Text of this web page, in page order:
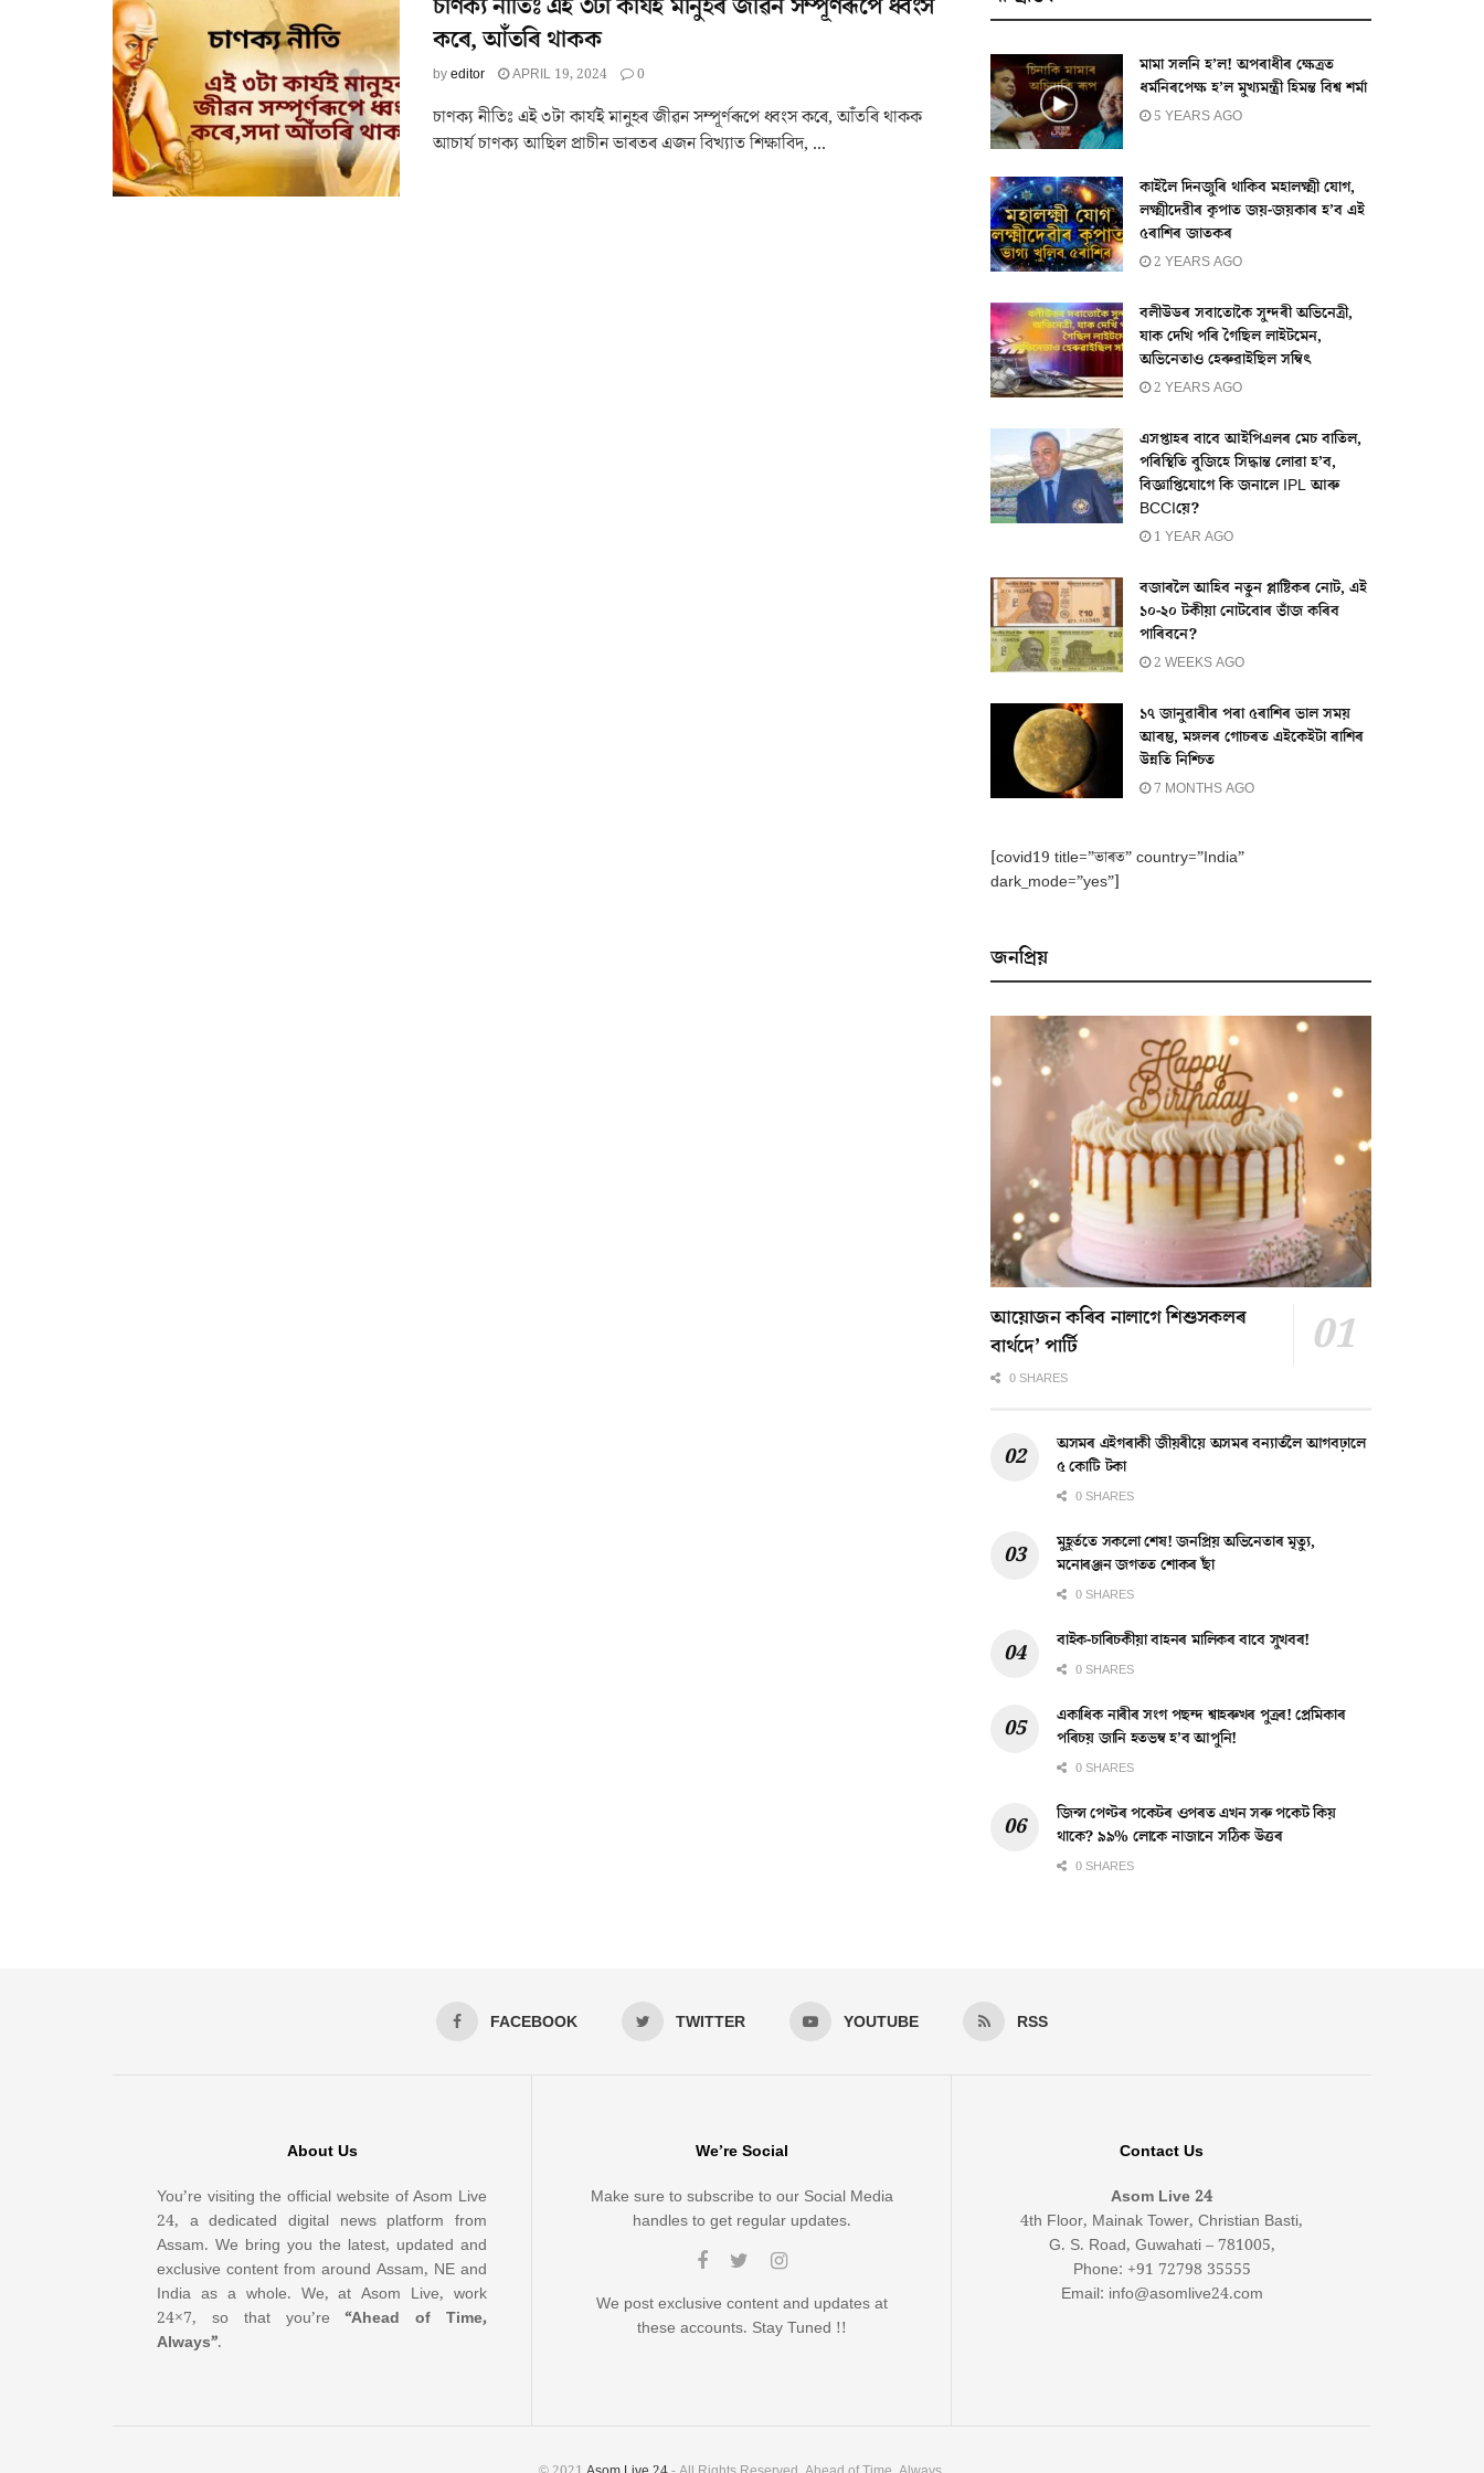
চাণক্য নীতিঃ এই ৩টা কাৰ্যই মানুহৰ জীৱন সম্পূৰ্ণৰূপে ধ্বংস
কৰে, আঁতৰি থাকক
byeditor APRIL 19, 2024 0
চাণক্য নীতিঃ এই ৩টা কাৰ্যই মানুহৰ জীৱন সম্পূৰ্ণৰূপে ধ্বংস কৰে, আঁতৰি থাকক
আচাৰ্য চাণক্য আছিল প্ৰাচীন ভাৰতৰ এজন বিখ্যাত শিক্ষাবিদ, ...
মামা সলনি হ’ল! অপৰাধীৰ ক্ষেত্ৰত
ধর্মনিৰপেক্ষ হ’ল মুখ্যমন্ত্ৰী হিমন্ত বিশ্ব শর্মা
5 YEARS AGO
কাইলৈ দিনজুৰি থাকিব মহালক্ষ্মী যোগ,
লক্ষ্মীদেৱীৰ কৃপাত জয়-জয়কাৰ হ’ব এই
৫ৰাশিৰ জাতকৰ
2 YEARS AGO
বলীউডৰ সবাতোকৈ সুন্দৰী অভিনেত্ৰী,
যাক দেখি পৰি গৈছিল লাইটমেন,
অভিনেতাও হেৰুৱাইছিল সম্বিৎ
2 YEARS AGO
এসপ্তাহৰ বাবে আইপিএলৰ মেচ বাতিল,
পৰিস্থিতি বুজিহে সিদ্ধান্ত লোৱা হ’ব,
বিজ্ঞাপ্তিযোগে কি জনালে IPL আৰু
BCCIয়ে?
1 YEAR AGO
বজাৰলৈ আহিব নতুন প্লাষ্টিকৰ নোট, এই
১০-২০ টকীয়া নোটবোৰ ভাঁজ কৰিব
পাৰিবনে?
2 WEEKS AGO
১৭ জানুৱাৰীৰ পৰা ৫ৰাশিৰ ভাল সময়
আৰম্ভ, মঙ্গলৰ গোচৰত এইকেইটা ৰাশিৰ
উন্নতি নিশ্চিত
7 MONTHS AGO
[covid19 title=”ভাৰত” country=”India”
dark_mode=”yes”]
জনপ্ৰিয়
আয়োজন কৰিব নালাগে শিশুসকলৰ
বাৰ্থদে’ পাৰ্টি
0 SHARES
অসমৰ এইগৰাকী জীয়ৰীয়ে অসমৰ বন্যাৰ্তলৈ আগবঢ়ালে
৫ কোটি টকা
0 SHARES
মুহূৰ্ততে সকলো শেষ! জনপ্ৰিয় অভিনেতাৰ মৃত্যু,
মনোৰঞ্জন জগতত শোকৰ ছাঁ
0 SHARES
বাইক-চাৰিচকীয়া বাহনৰ মালিকৰ বাবে সুখবৰ!
0 SHARES
একাধিক নাৰীৰ সংগ পছন্দ শ্বাহৰুখৰ পুত্ৰৰ! প্ৰেমিকাৰ
পৰিচয় জানি হতভম্ব হ’ব আপুনি!
0 SHARES
জিন্স পেণ্টৰ পকেটৰ ওপৰত এখন সৰু পকেট কিয়
থাকে? ৯৯% লোকে নাজানে সঠিক উত্তৰ
0 SHARES
FACEBOOK TWITTER YOUTUBE RSS
About Us
You’re visiting the official website of Asom Live
24, a dedicated digital news platform from
Assam. We bring you the latest, updated and
exclusive content from around Assam, NE and
India as a whole. We, at Asom Live, work
24×7, so that you’re“Ahead of Time,
Always”.
We’re Social
Make sure to subscribe to our Social Media
handles to get regular updates.
We post exclusive content and updates at
these accounts. Stay Tuned !!
Contact Us
Asom Live 24
4th Floor, Mainak Tower, Christian Basti,
G. S. Road, Guwahati – 781005,
Phone: +91 72798 35555
Email: info@asomlive24.com